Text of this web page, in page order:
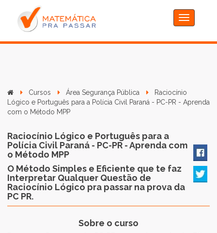
Toggle
navigation
Cursos Área Segurança Pública
Raciocínio
Lógico e Português para a Polícia Civil Paraná - PC-PR - Aprenda
com o Método MPP
Raciocínio Lógico e Português para a
Polícia Civil Paraná - PC-PR - Aprenda com
o Método MPP
O Método Simples e Eficiente que te faz
Interpretar Qualquer Questão de
Raciocínio Lógico pra passar na prova da
PC PR.
Sobre o curso